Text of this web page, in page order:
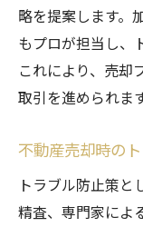
略を提案します。
もプロが担当し、
これにより、売却
取引を進められます
不動産売却時の
トラブル防止策
精査、専門家によ